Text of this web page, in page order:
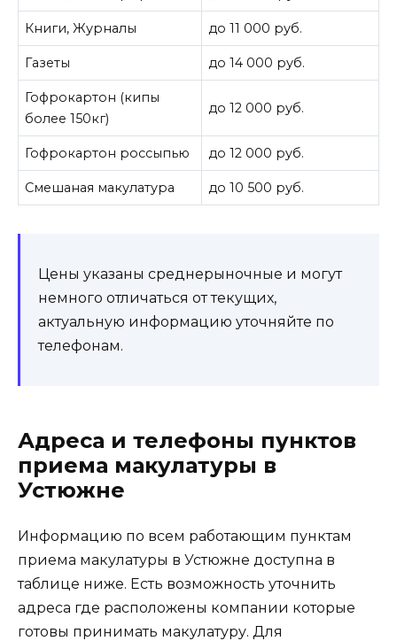
Книги, Журналы до 11 000 руб.
Газеты до 14 000 руб.
Гофрокартон (кипы
более 150кг)
до 12 000 руб.
Гофрокартон россыпью до 12 000 руб.
Смешаная макулатура до 10 500 руб.
Цены указаны среднерыночные и могут
немного отличаться от текущих,
актуальную информацию уточняйте по
телефонам.
Адреса и телефоны пунктов
приема макулатуры в
Устюжне
Информацию по всем работающим пунктам
приема макулатуры в Устюжне доступна в
таблице ниже. Есть возможность уточнить
адреса где расположены компании которые
готовы принимать макулатуру. Для